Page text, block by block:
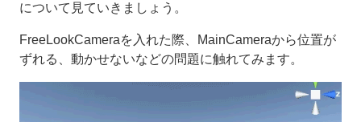
について見ていきましょう。
FreeLookCameraを入れた際、MainCameraから位置が
ずれる、動かせないなどの問題に触れてみます。